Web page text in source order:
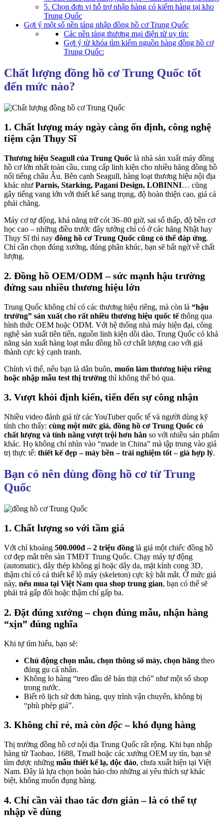
5. Chọn đơn vị hỗ trợ nhập hàng có kiểm hàng tại kho
Trung Quốc
Gợi ý một số nền tảng nhập đồng hồ cơ Trung Quốc
Các nền tảng thương mại điện tử uy tín:
Gợi ý từ khóa tìm kiếm nguồn hàng đồng hồ cơ
Trung Quốc:
Chất lượng đồng hồ cơ Trung Quốc tốt
đến mức nào?
1. Chất lượng máy ngày càng ổn định, công nghệ
tiệm cận Thụy Sĩ
Thương hiệu Seagull của Trung Quốc là nhà sản xuất máy đồng
hồ cơ lớn nhất toàn cầu, cung cấp linh kiện cho nhiều hãng đồng hồ
nổi tiếng châu Âu. Bên cạnh Seagull, hàng loạt thương hiệu nội địa
khác như Parnis, Starking, Pagani Design, LOBINNI… cũng
gây tiếng vang lớn với thiết kế sang trọng, độ hoàn thiện cao, giá cả
phải chăng.
Máy cơ tự động, khả năng trữ cót 36–80 giờ, sai số thấp, độ bền cơ
học cao – những điều trước đây tưởng chỉ có ở các hãng Nhật hay
Thụy Sĩ thì nay đồng hồ cơ Trung Quốc cũng có thể đáp ứng.
Chỉ cần chọn đúng xưởng, đúng phân khúc, bạn sẽ bất ngờ về chất
lượng.
2. Đồng hồ OEM/ODM – sức mạnh hậu trường
đứng sau nhiều thương hiệu lớn
Trung Quốc không chỉ có các thương hiệu riêng, mà còn là “hậu
trường” sản xuất cho rất nhiều thương hiệu quốc tếthông qua
hình thức OEM hoặc ODM. Với hệ thống nhà máy hiện đại, công
nghệ sản xuất tiên tiến, nguồn linh kiện dồi dào, Trung Quốc có khả
năng sản xuất hàng loạt mẫu đồng hồ cơ chất lượng cao với giá
thành cực kỳ cạnh tranh.
Chính vì thế, nếu bạn là dân buôn, muốn làm thương hiệu riêng
hoặc nhập mẫu test thị trường thì không thể bỏ qua.
3. Vượt khỏi định kiến, tiến đến sự công nhận
Nhiều video đánh giá từ các YouTuber quốc tế và người dùng kỹ
tính cho thấy: cùng một mức giá, đồng hồ cơ Trung Quốc có
chất lượng và tính năng vượt trội hơn hẳn so với nhiều sản phẩm
khác. Họ không chỉ nhìn vào “made in China” mà tập trung vào giá
trị thực tế: thiết kế đẹp – máy bền – trải nghiệm tốt – giá hợp lý.
Bạn có nên dùng đồng hồ cơ từ Trung
Quốc
1. Chất lượng so với tầm giá
Với chỉ khoảng 500.000đ – 2 triệu đồng là giá một chiếc đồng hồ
cơ đẹp mắt trên sàn TMĐT Trung Quốc. Chạy máy tự động
(automatic), dây thép không gỉ hoặc dây da, mặt kính cong 3D,
thậm chí có cả thiết kế lộ máy (skeleton) cực kỳ bắt mắt. Ở mức giá
này, nếu mua tại Việt Nam qua shop trung gian, bạn có thể sẽ
phải trả gấp đôi hoặc thậm chí gấp ba.
2. Đặt đúng xưởng – chọn đúng mẫu, nhận hàng
“xịn” đúng nghĩa
Khi tự tìm hiểu, bạn sẽ:
Chủ động chọn mẫu, chọn thông số máy, chọn hãng theo
đúng gu cá nhân.
Không lo hàng “treo đầu dê bán thịt chó” như một số shop
trong nước.
Biết rõ lịch sử đơn hàng, quy trình vận chuyển, không bị
“phù phép giá”.
3. Không chỉ rẻ, mà còn độc– khó đụng hàng
Thị trường đồng hồ cơ nội địa Trung Quốc rất rộng. Khi bạn nhập
hàng từ Taobao, 1688, Tmall hoặc các xưởng OEM uy tín, bạn sẽ
tìm được những mẫu thiết kế lạ, độc đáo, chưa xuất hiện tại Việt
Nam. Đây là lựa chọn hoàn hảo cho những ai yêu thích sự khác
biệt, không muốn đụng hàng.
4. Chỉ cần vài thao tác đơn giản – là có thể tự
nhập về dùng